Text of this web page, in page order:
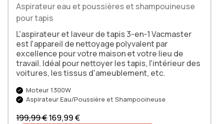
Aspirateur eau et poussières et shampouineuse
pour tapis
L'aspirateur et laveur de tapis 3-en-1 Vacmaster
est l'appareil de nettoyage polyvalent par
excellence pour votre maison et votre lieu de
travail. Idéal pour nettoyer les tapis, l'intérieur des
voitures, les tissus d'ameublement, etc.
Moteur 1300W
Aspirateur Eau/Poussière et Shampooineuse
Prix normal
199,99 €Prix soldé
169,99 €